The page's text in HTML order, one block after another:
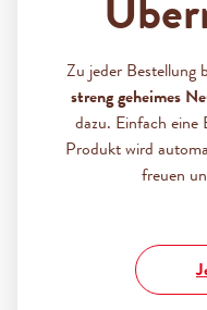
Vollmilchschokolade.
Produktbundle:
6x Zetti bambina Eierlikör
Enthält Alkohol.
Preise inkl. MwSt. zzgl.
Zu jeder Bestellung
streng geheimes
dazu. Einfach eine
Produkt wird
freuen